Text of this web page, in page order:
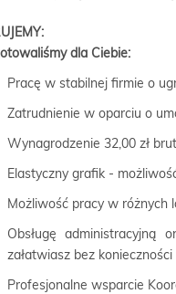
dla Ciebie:
Pracę w stabilnej firmie o
Zatrudnienie w oparciu o
Wynagrodzenie 32,00 zł
Elastyczny grafik -
Możliwość pracy w różnych
Obsługę
załatwiasz bez
Profesjonalne wsparcie